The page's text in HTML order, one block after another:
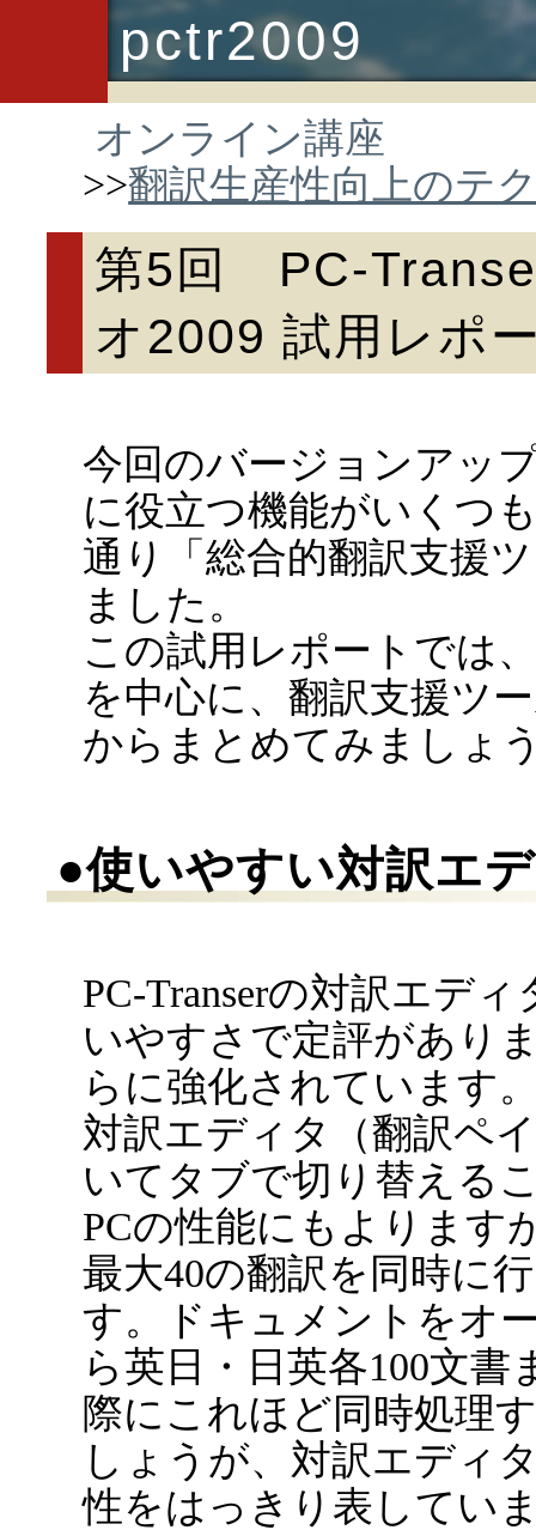
pctr2009
オンライン講座
>>翻訳生産性向上のテ
第5回 PC-
オ2009 試用レポ
今回のバージョンアッ
に役立つ機能がいくつ
通り「総合的翻訳支援
ました。
この試用レポートでは
を中心に、翻訳支援ツ
からまとめてみましょ
●使いやすい対訳エ
PC-Transerの対訳エデ
いやすさで定評があり
らに強化されています
対訳エディタ（翻訳ペ
いてタブで切り替える
PCの性能にもよります
最大40の翻訳を同時に
す。ドキュメントをオ
ら英日・日英各100文書
際にこれほど同時処理
しょうが、対訳エディ
性をはっきり表してい